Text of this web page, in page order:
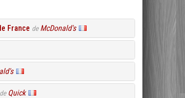
France de McDonald's
de Quick